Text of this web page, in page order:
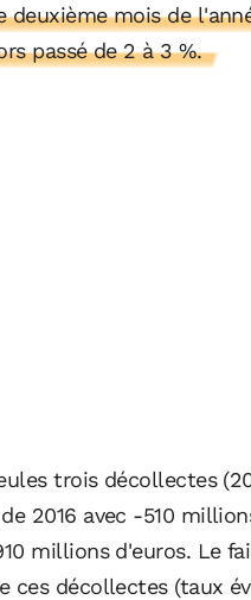
deuxième mois de
passé de 2 à 3 %.
trois décollectes
2016 avec -510
millions d'euros. Le
ces décollectes (taux